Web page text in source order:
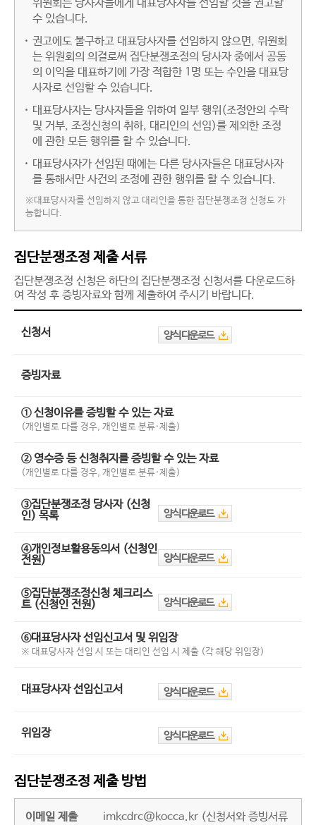
위원회는 당사자들에게 대표당사자를 선임할 것을 권고할
수 있습니다.
권고에도 불구하고 대표당사자를 선임하지 않으면, 위원회
는 위원회의 의결로써 집단분쟁조정의 당사자 중에서 공동
의 이익을 대표하기에 가장 적합한 1명 또는 수인을 대표당
사자로 선임할 수 있습니다.
대표당사자는 당사자들을 위하여 일부 행위(조정안의 수락
및 거부, 조정신청의 취하, 대리인의 선임)를 제외한 조정
에 관한 모든 행위를 할 수 있습니다.
대표당사자가 선임된 때에는 다른 당사자들은 대표당사자
를 통해서만 사건의 조정에 관한 행위를 할 수 있습니다.
※대표당사자를 선임하지 않고 대리인을 통한 집단분쟁조정 신청도 가
능합니다.
집단분쟁조정 제출 서류
집단분쟁조정 신청은 하단의 집단분쟁조정 신청서를 다운로드하
여 작성 후 증빙자료와 함께 제출하여 주시기 바랍니다.
신청서 양식 다운로드
증빙자료
① 신청이유를 증빙할 수 있는 자료
(개인별로 다를 경우, 개인별로 분류·제출)
② 영수증 등 신청취지를 증빙할 수 있는 자료
(개인별로 다를 경우, 개인별로 분류·제출)
③집단분쟁조정 당사자 (신청
인) 목록
양식 다운로드
④개인정보활용동의서 (신청인
전원)
양식 다운로드
⑤집단분쟁조정신청 체크리스
트 (신청인 전원)
양식 다운로드
⑥대표당사자 선임신고서 및 위임장
※ 대표당사자 선임 시 또는 대리인 선임 시 제출 (각 해당 위임장)
대표당사자 선임신고서 양식 다운로드
위임장 양식 다운로드
집단분쟁조정 제출 방법
이메일 제출
imkcdrc@kocca.kr (신청서와 증빙서류